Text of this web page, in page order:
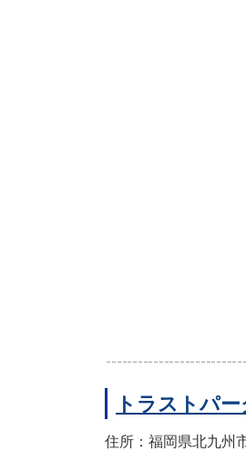
トラストパ
住所：福岡県北九州